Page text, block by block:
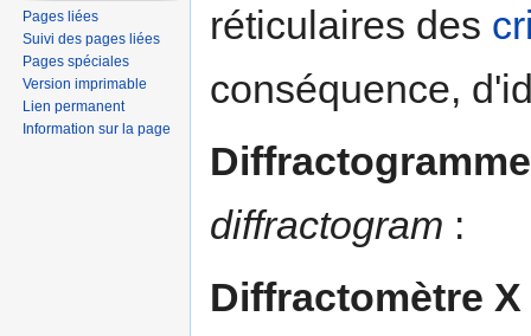
réticulaires des
conséquence,
diffractogram :
Diffractomètre X
Pages liées
Suivi des pages liées
Pages spéciales
Version imprimable
Lien permanent
Information sur la page